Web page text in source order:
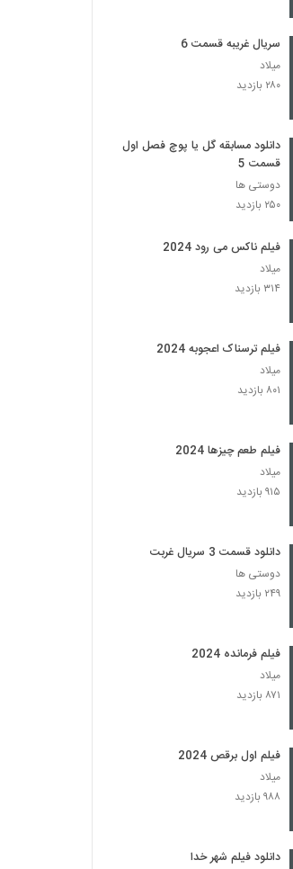
سریال غریبه قسمت 6
میلاد
۲۸۰ بازدید
دانلود مسابقه گل یا پوچ فصل اول
قسمت 5
دوستی ها
۲۵۰ بازدید
فیلم ناکس می رود 2024
میلاد
۳۱۴ بازدید
فیلم ترسناک اعجوبه 2024
میلاد
۸۰۱ بازدید
فیلم طعم چیزها 2024
میلاد
۹۱۵ بازدید
دانلود قسمت 3 سریال غربت
دوستی ها
۲۴۹ بازدید
فیلم فرمانده 2024
میلاد
۸۷۱ بازدید
فیلم اول برقص 2024
میلاد
۹۸۸ بازدید
دانلود فیلم شهر خدا